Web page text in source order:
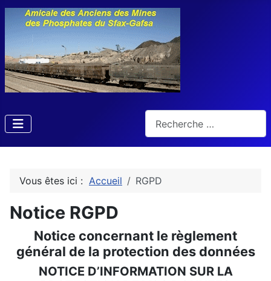
Vous êtes ici : Accueil RGPD
Notice RGPD
Notice concernant le règlement
général de la protection des données
NOTICE D’INFORMATION SUR LA